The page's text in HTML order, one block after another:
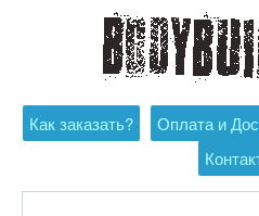
Как заказать? Оплата и